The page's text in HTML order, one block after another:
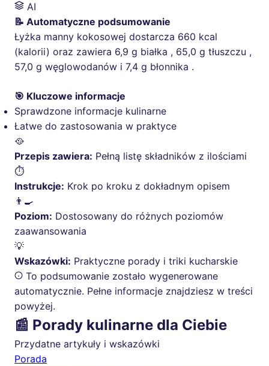
AI
📝 Automatyczne podsumowanie
Łyżka manny kokosowej dostarcza 660 kcal
(kalorii) oraz zawiera 6,9 g białka , 65,0 g tłuszczu ,
57,0 g węglowodanów i 7,4 g błonnika .
🎯 Kluczowe informacje
Sprawdzone informacje kulinarne
Łatwe do zastosowania w praktyce
🥘
Przepis zawiera: Pełną listę składników z ilościami
⏱️
Instrukcje: Krok po kroku z dokładnym opisem
👨‍🍳
Poziom: Dostosowany do różnych poziomów
zaawansowania
💡
Wskazówki: Praktyczne porady i triki kucharskie
To podsumowanie zostało wygenerowane
automatycznie. Pełne informacje znajdziesz w treści
powyżej.
📰 Porady kulinarne dla Ciebie
Przydatne artykuły i wskazówki
Porada